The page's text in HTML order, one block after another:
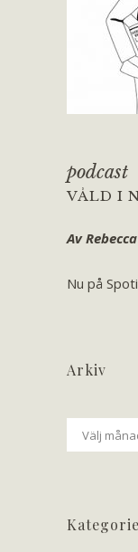
podcast
VÅLD I
Av
Nu på
Arkiv
Arkiv